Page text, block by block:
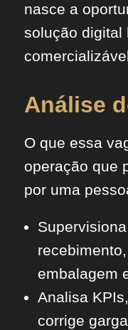
nasce a
solução digital
Análise
O que essa
operação que
por uma
embalagem
Analisa
corrige